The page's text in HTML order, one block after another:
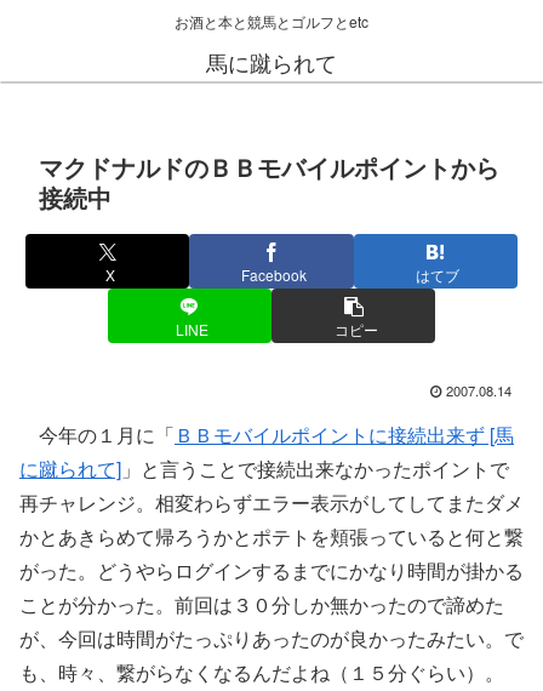
お酒と本と競馬とゴルフとetc
馬に蹴られて
マクドナルドのＢＢモバイルポイントから
接続中
X Facebook はてブ
LINE コピー
2007.08.14
今年の１月に「 ＢＢモバイルポイントに接続出来ず [馬
に蹴られて] 」と言うことで接続出来なかったポイントで
再チャレンジ。相変わらずエラー表示がしてしてまたダメ
かとあきらめて帰ろうかとポテトを頬張っていると何と繋
がった。どうやらログインするまでにかなり時間が掛かる
ことが分かった。前回は３０分しか無かったので諦めた
が、今回は時間がたっぷりあったのが良かったみたい。で
も、時々、繋がらなくなるんだよね（１５分ぐらい）。